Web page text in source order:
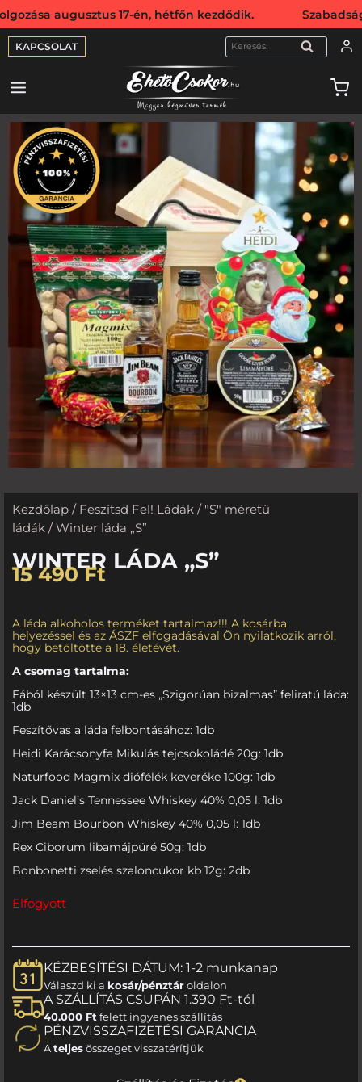
17-én, hétfőn kezdődik. Szabadság miatt
KAPCSOLAT KERESÉS
Kezdőlap / Feszítsd Fel! Ládák / "S" méretű
ládák / Winter láda „S”
WINTER LÁDA „S”
15 490Ft
A láda alkoholos terméket tartalmaz!!! A kosárba
helyezéssel és az ÁSZF elfogadásával Ön nyilatkozik arról,
hogy betöltötte a 18. életévét.
A csomag tartalma:
Fából készült 13×13 cm-es „Szigorúan bizalmas” feliratú láda:
1db
Feszítővas a láda felbontásához: 1db
Heidi Karácsonyfa Mikulás tejcsokoládé 20g: 1db
Naturfood Magmix diófélék keveréke 100g: 1db
Jack Daniel’s Tennessee Whiskey 40% 0,05 l: 1db
Jim Beam Bourbon Whiskey 40% 0,05 l: 1db
Rex Ciborum libamájpüré 50g: 1db
Bonbonetti zselés szaloncukor kb 12g: 2db
Elfogyott
KÉZBESÍTÉSI DÁTUM: 1-2 munkanap
Válaszd ki a kosár/pénztároldalon
A SZÁLLÍTÁS CSUPÁN 1.390 Ft-tól
40.000 Ft felett ingyenes szállítás
PÉNZVISSZAFIZETÉSI GARANCIA
Ateljesösszeget visszatérítjük